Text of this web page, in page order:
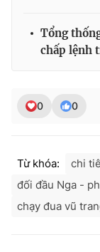
Tổng
chấp lệnh
0 0
Từ khóa: chi
đối đầu Nga -
chạy đua vũ